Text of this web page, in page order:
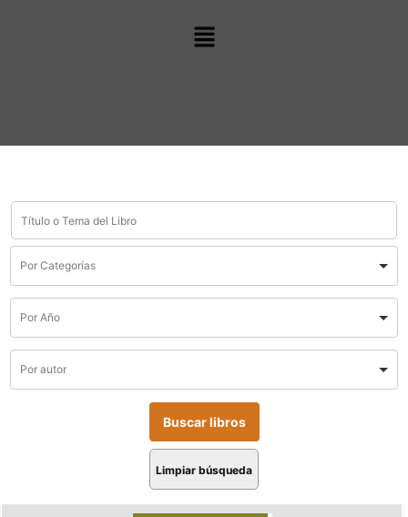
Limpiar búsqueda